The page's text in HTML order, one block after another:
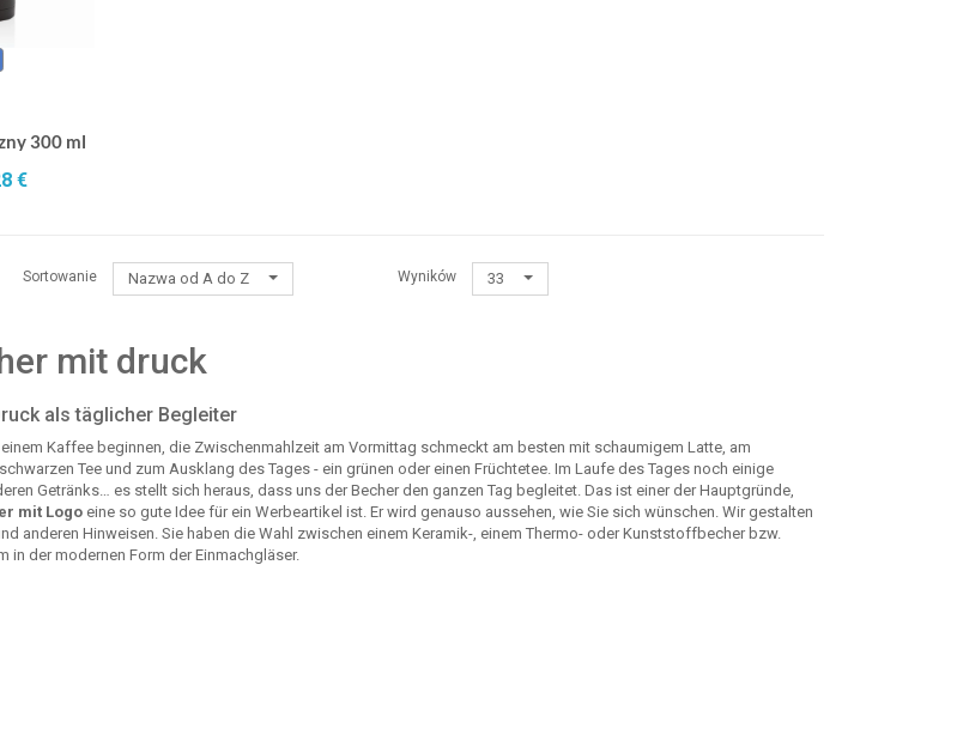
300 ml
€
Sortowanie Nazwa od A do Z Wyników 33
mit druck
als täglicher Begleiter
Kaffee beginnen, die Zwischenmahlzeit am Vormittag schmeckt am besten mit schaumigem Latte, am
Tee und zum Ausklang des Tages - ein grünen oder einen Früchtetee. Im Laufe des Tages noch einige
Getränks… es stellt sich heraus, dass uns der Becher den ganzen Tag begleitet. Das ist einer der Hauptgründe,
mit Logo eine so gute Idee für ein Werbeartikel ist. Er wird genauso aussehen, wie Sie sich wünschen. Wir gestalten
anderen Hinweisen. Sie haben die Wahl zwischen einem Keramik-, einem Thermo- oder Kunststoffbecher bzw.
in der modernen Form der Einmachgläser.